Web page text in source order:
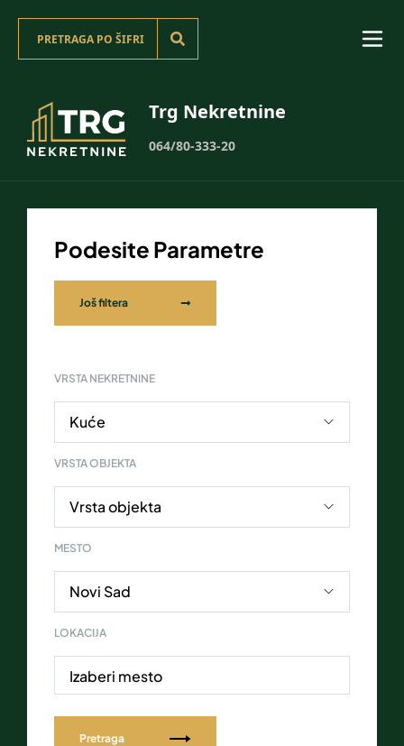
Trg Nekretnine
064/80-333-20
Podesite Parametre
Još filtera
VRSTA NEKRETNINE
VRSTA OBJEKTA
MESTO
LOKACIJA
Izaberi mesto
Pretraga